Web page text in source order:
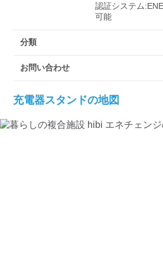
認証システム
可能
分類
お問い合わせ
充電器スタンドの地図